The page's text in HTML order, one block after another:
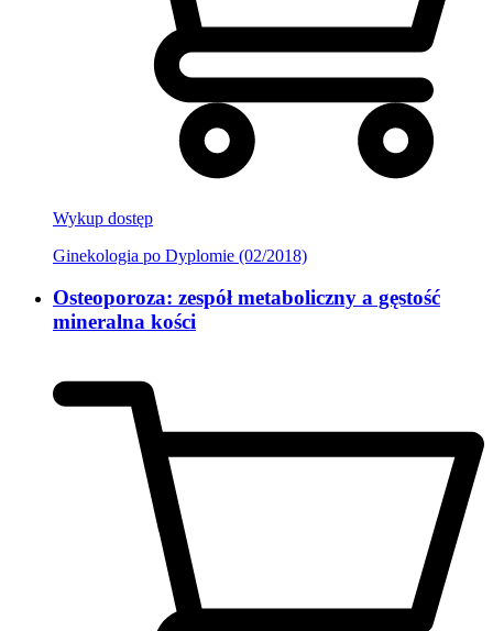
Wykup dostęp
Ginekologia po Dyplomie (02/2018)
Osteoporoza: zespół metaboliczny a gęstość
mineralna kości